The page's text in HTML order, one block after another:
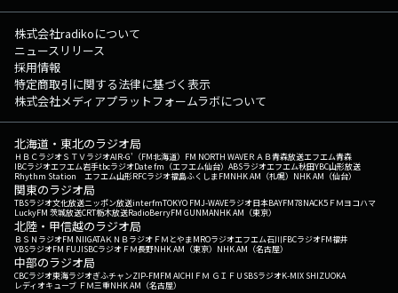
株式会社radikoについて
ニュースリリース
採用情報
特定商取引に関する法律に基づく表示
株式会社メディアプラットフォームラボについて
北海道・東北のラジオ局
ＨＢＣラジオＳＴＶラジオAIR-G'（FM北海道） FM NORTH WAVEＲＡＢ青森放送エフエム青森
IBCラジオエフエム岩手tbcラジオDate fm（エフエム仙台） ABSラジオエフエム秋田YBC山形放送
Rhythm Station エフエム山形RFCラジオ福島ふくしまFMNHK AM（札幌） NHK AM（仙台）
関東のラジオ局
TBSラジオ文化放送ニッポン放送interfmTOKYO FMJ-WAVEラジオ日本BAYFM78NACK5 ＦＭヨコハマ
LuckyFM 茨城放送CRT栃木放送RadioBerryFM GUNMANHK AM（東京）
北陸・甲信越のラジオ局
ＢＳＮラジオFM NIIGATAＫＮＢラジオ ＦＭとやまMROラジオエフエム石川FBCラジオFM福井
YBSラジオFM FUJISBCラジオ ＦＭ長野NHK AM（東京） NHK AM（名古屋）
中部のラジオ局
CBCラジオ東海ラジオぎふチャンZIP-FMFM AICHI ＦＭ ＧＩＦＵ SBSラジオK-MIX SHIZUOKA
レディオキューブ ＦＭ三重NHK AM（名古屋）